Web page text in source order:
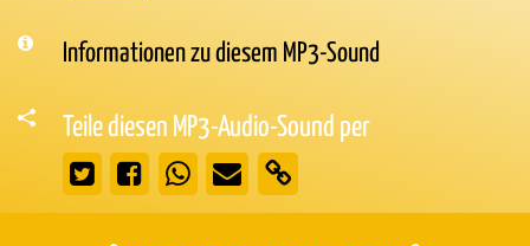
Informationen zu diesem MP3-Sound
Teile diesen MP3-Audio-Sound per